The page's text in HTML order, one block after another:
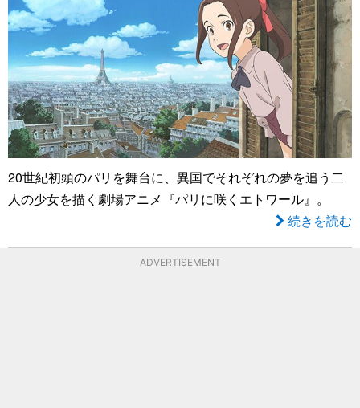
20世紀初頭のパリを舞台に、異国でそれぞれの夢を追う二
人の少女を描く劇場アニメ『パリに咲くエトワール』。
続きを読む
ADVERTISEMENT